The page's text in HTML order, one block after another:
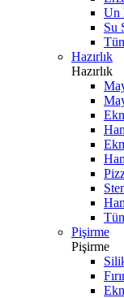
Un
Su
Hazırlık
Hazırlık
Pişirme
Pişirme